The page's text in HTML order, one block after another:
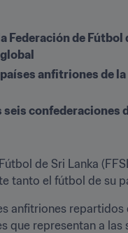
Federación de Fútbol
anfitriones de
confederaciones
de Sri Lanka
tanto el fútbol de su
anfitriones
que representan a las